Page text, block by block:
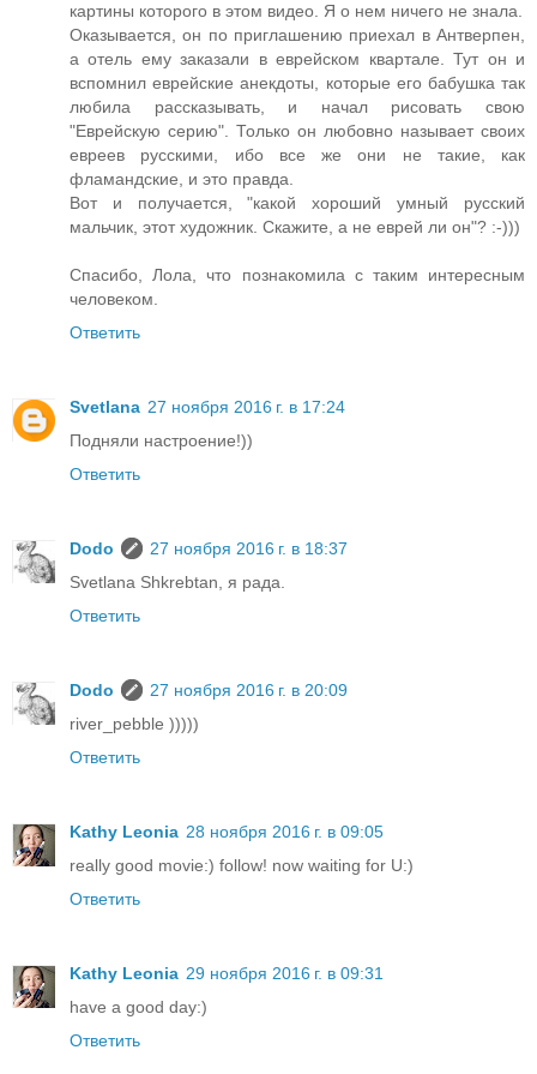
картины которого в этом видео. Я о нем ничего не знала.
Оказывается, он по приглашению приехал в Антверпен,
а отель ему заказали в еврейском квартале. Тут он и
вспомнил еврейские анекдоты, которые его бабушка так
любила рассказывать, и начал рисовать свою
"Еврейскую серию". Только он любовно называет своих
евреев русскими, ибо все же они не такие, как
фламандские, и это правда.
Вот и получается, "какой хороший умный русский
мальчик, этот художник. Скажите, а не еврей ли он"? :-)))
Спасибо, Лола, что познакомила с таким интересным
человеком.
Ответить
Svetlana 27 ноября 2016 г. в 17:24
Подняли настроение!))
Ответить
Dodo
27 ноября 2016 г. в 18:37
Svetlana Shkrebtan, я рада.
Ответить
Dodo
27 ноября 2016 г. в 20:09
river_pebble )))))
Ответить
Kathy Leonia 28 ноября 2016 г. в 09:05
really good movie:) follow! now waiting for U:)
Ответить
Kathy Leonia 29 ноября 2016 г. в 09:31
have a good day:)
Ответить